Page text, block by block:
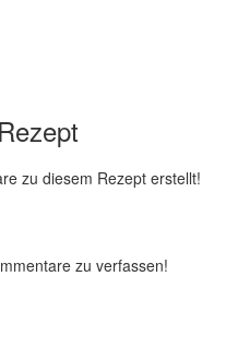
zu diesem Rezept erstellt!
zu verfassen!